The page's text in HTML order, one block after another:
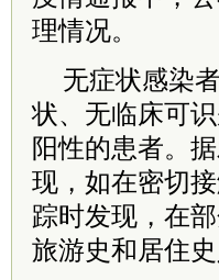
理情况。
无症状感染
状、无临床可
阳性的患者。
现，如在密切
踪时发现，在
旅游史和居住